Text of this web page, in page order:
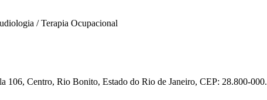
/ Terapia Ocupacional
106, Centro, Rio Bonito, Estado do Rio de Janeiro, CEP: 28.800-000.